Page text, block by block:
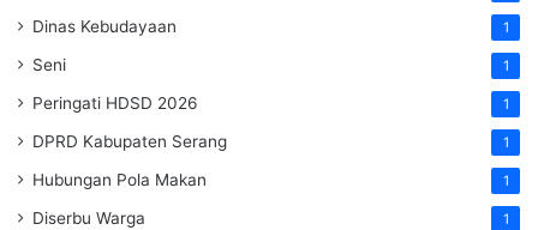
Dinas Kebudayaan 1
Seni 1
Peringati HDSD 2026 1
DPRD Kabupaten Serang 1
Hubungan Pola Makan 1
Diserbu Warga 1